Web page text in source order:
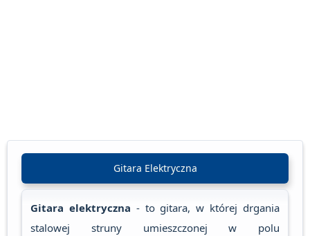
Gitara Elektryczna
Gitara elektryczna - to gitara, w której drgania
stalowej struny umieszczonej w polu